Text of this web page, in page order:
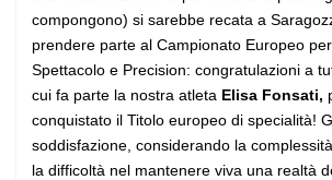
compongono) si sarebbe recata a
prendere parte al Campionato Europeo
Spettacolo e Precision: congratulazioni a
cui fa parte la nostra atleta Elisa Fonsati,
conquistato il Titolo europeo di specialità!
soddisfazione, considerando la
la difficoltà nel mantenere viva una realtà